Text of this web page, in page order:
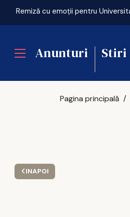
Anunturi Stiri
INAPOI
Pagina principală